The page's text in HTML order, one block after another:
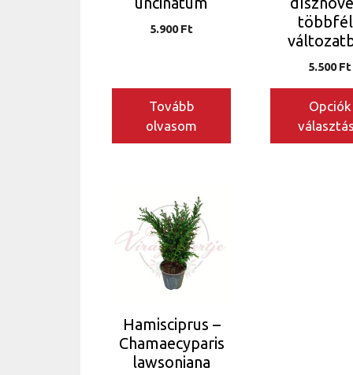
5.900Ft
Tovább
olvasom
5.500Ft
Opciók
választhatók
Hamisciprus –
Chamaecyparis
lawsoniana